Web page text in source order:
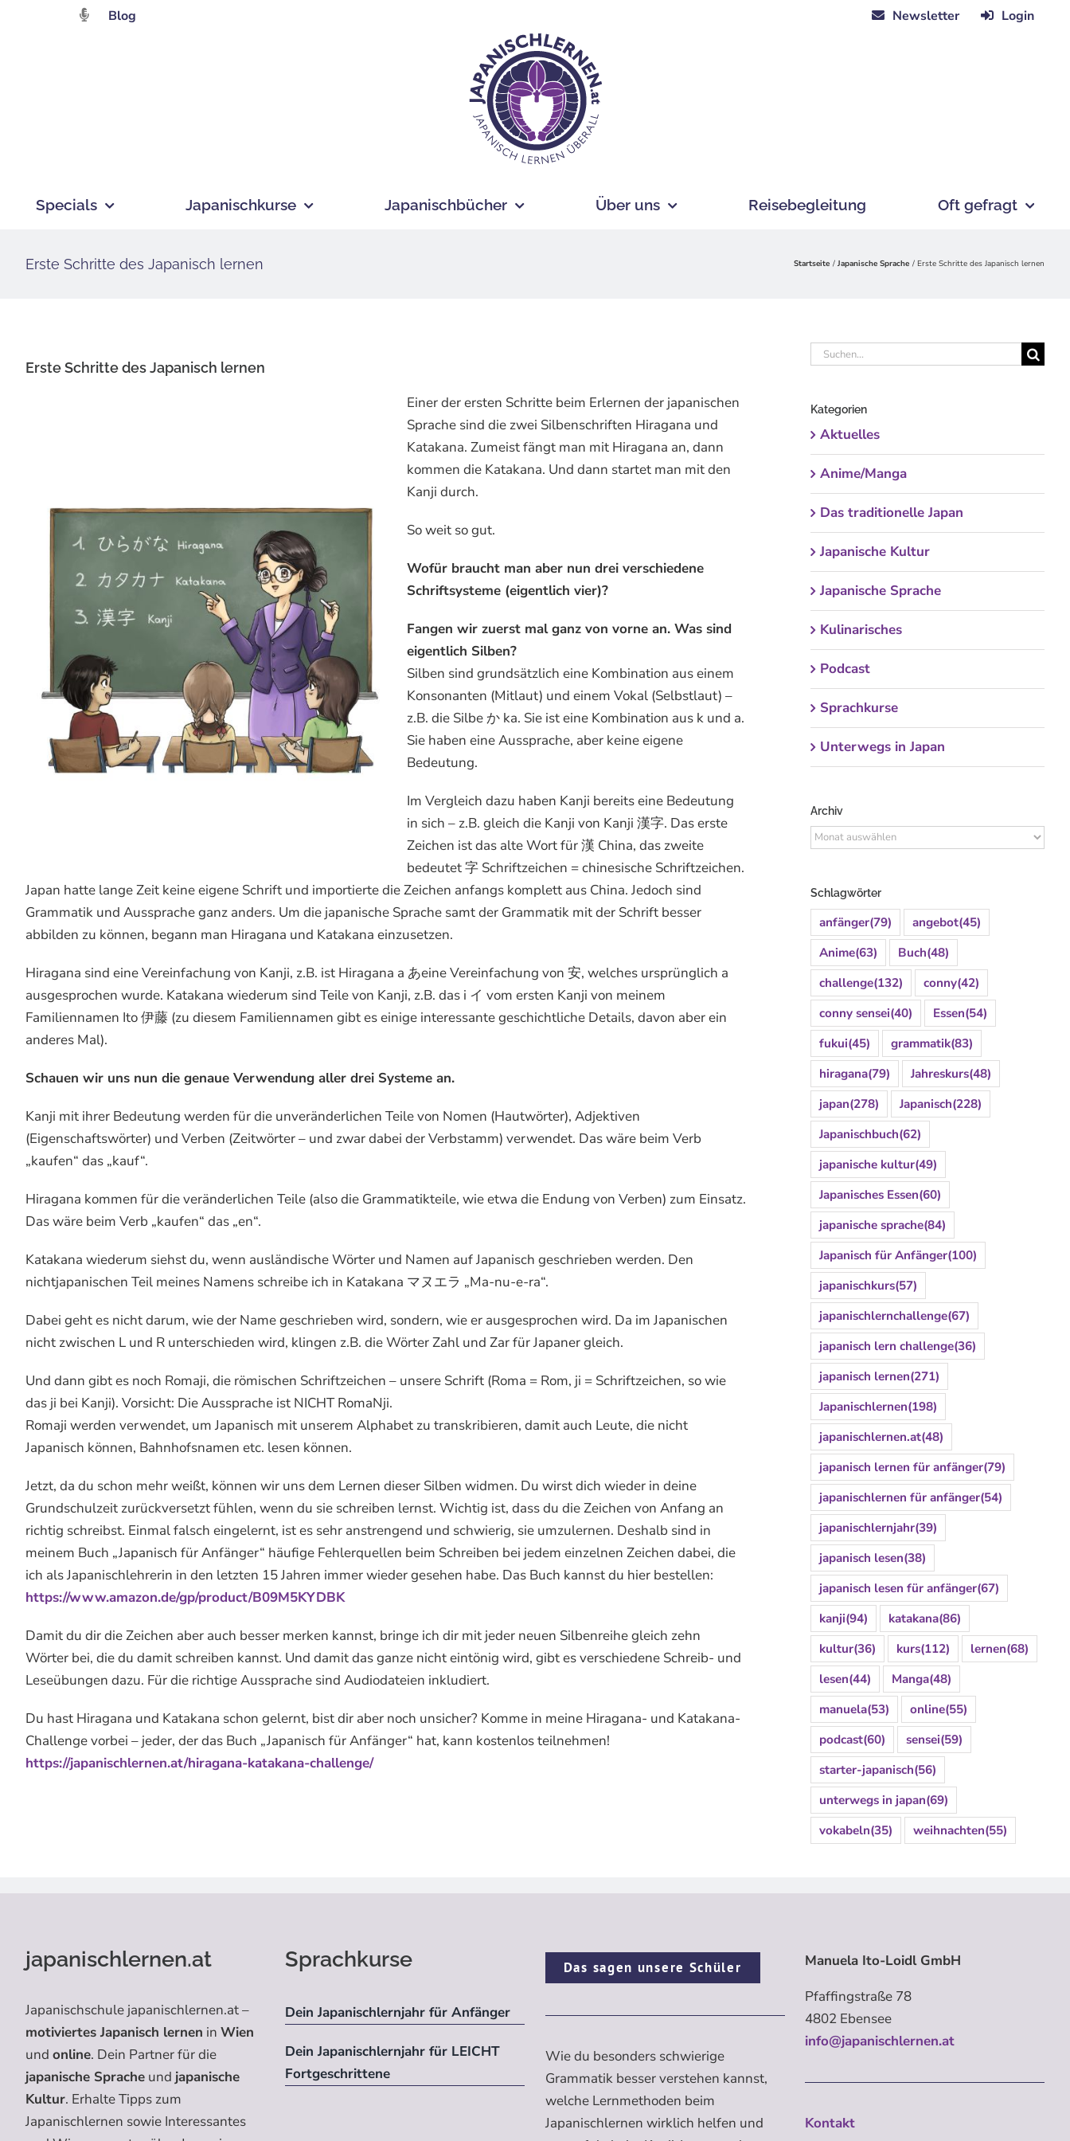
Blog Newsletter Login
Specials Japanischkurse Japanischbücher Über uns Reisebegleitung Oft gefragt
Erste Schritte des Japanisch lernen Startseite Japanische Sprache Erste Schritte des Japanisch lernen
Erste Schritte des Japanisch lernen
Einer der ersten Schritte beim Erlernen der japanischen
Sprache sind die zwei Silbenschriften Hiragana und
Katakana. Zumeist fängt man mit Hiragana an, dann
kommen die Katakana. Und dann startet man mit den
Kanji durch.
So weit so gut.
Wofür braucht man aber nun drei verschiedene
Schriftsysteme (eigentlich vier)?
Fangen wir zuerst mal ganz von vorne an. Was sind
eigentlich Silben?
Silben sind grundsätzlich eine Kombination aus einem
Konsonanten (Mitlaut) und einem Vokal (Selbstlaut) –
z.B. die Silbe か ka. Sie ist eine Kombination aus k und a.
Sie haben eine Aussprache, aber keine eigene
Bedeutung.
Im Vergleich dazu haben Kanji bereits eine Bedeutung
in sich – z.B. gleich die Kanji von Kanji 漢字. Das erste
Zeichen ist das alte Wort für 漢 China, das zweite
bedeutet 字 Schriftzeichen = chinesische Schriftzeichen.
Japan hatte lange Zeit keine eigene Schrift und importierte die Zeichen anfangs komplett aus China. Jedoch sind
Grammatik und Aussprache ganz anders. Um die japanische Sprache samt der Grammatik mit der Schrift besser
abbilden zu können, begann man Hiragana und Katakana einzusetzen.
Hiragana sind eine Vereinfachung von Kanji, z.B. ist Hiragana a あeine Vereinfachung von 安, welches ursprünglich a
ausgesprochen wurde. Katakana wiederum sind Teile von Kanji, z.B. das i イ vom ersten Kanji von meinem
Familiennamen Ito 伊藤 (zu diesem Familiennamen gibt es einige interessante geschichtliche Details, davon aber ein
anderes Mal).
Schauen wir uns nun die genaue Verwendung aller drei Systeme an.
Kanji mit ihrer Bedeutung werden für die unveränderlichen Teile von Nomen (Hautwörter), Adjektiven
(Eigenschaftswörter) und Verben (Zeitwörter – und zwar dabei der Verbstamm) verwendet. Das wäre beim Verb
„kaufen“ das „kauf“.
Hiragana kommen für die veränderlichen Teile (also die Grammatikteile, wie etwa die Endung von Verben) zum Einsatz.
Das wäre beim Verb „kaufen“ das „en“.
Katakana wiederum siehst du, wenn ausländische Wörter und Namen auf Japanisch geschrieben werden. Den
nichtjapanischen Teil meines Namens schreibe ich in Katakana マヌエラ „Ma-nu-e-ra“.
Dabei geht es nicht darum, wie der Name geschrieben wird, sondern, wie er ausgesprochen wird. Da im Japanischen
nicht zwischen L und R unterschieden wird, klingen z.B. die Wörter Zahl und Zar für Japaner gleich.
Und dann gibt es noch Romaji, die römischen Schriftzeichen – unsere Schrift (Roma = Rom, ji = Schriftzeichen, so wie
das ji bei Kanji). Vorsicht: Die Aussprache ist NICHT RomaNji.
Romaji werden verwendet, um Japanisch mit unserem Alphabet zu transkribieren, damit auch Leute, die nicht
Japanisch können, Bahnhofsnamen etc. lesen können.
Jetzt, da du schon mehr weißt, können wir uns dem Lernen dieser Silben widmen. Du wirst dich wieder in deine
Grundschulzeit zurückversetzt fühlen, wenn du sie schreiben lernst. Wichtig ist, dass du die Zeichen von Anfang an
richtig schreibst. Einmal falsch eingelernt, ist es sehr anstrengend und schwierig, sie umzulernen. Deshalb sind in
meinem Buch „Japanisch für Anfänger“ häufige Fehlerquellen beim Schreiben bei jedem einzelnen Zeichen dabei, die
ich als Japanischlehrerin in den letzten 15 Jahren immer wieder gesehen habe. Das Buch kannst du hier bestellen:
https://www.amazon.de/gp/product/B09M5KYDBK
Damit du dir die Zeichen aber auch besser merken kannst, bringe ich dir mit jeder neuen Silbenreihe gleich zehn
Wörter bei, die du damit schreiben kannst. Und damit das ganze nicht eintönig wird, gibt es verschiedene Schreib- und
Leseübungen dazu. Für die richtige Aussprache sind Audiodateien inkludiert.
Du hast Hiragana und Katakana schon gelernt, bist dir aber noch unsicher? Komme in meine Hiragana- und Katakana-
Challenge vorbei – jeder, der das Buch „Japanisch für Anfänger“ hat, kann kostenlos teilnehmen!
https://japanischlernen.at/hiragana-katakana-challenge/
Suche
Kategorien
Aktuelles
Anime/Manga
Das traditionelle Japan
Japanische Kultur
Japanische Sprache
Kulinarisches
Podcast
Sprachkurse
Unterwegs in Japan
Archiv
Archiv
Schlagwörter
anfänger(79) angebot(45)
Anime(63) Buch(48)
challenge(132) conny(42)
conny sensei(40) Essen(54)
fukui(45) grammatik(83)
hiragana(79) Jahreskurs(48)
japan(278) Japanisch(228)
Japanischbuch(62)
japanische kultur(49)
Japanisches Essen(60)
japanische sprache(84)
Japanisch für Anfänger(100)
japanischkurs(57)
japanischlernchallenge(67)
japanisch lern challenge(36)
japanisch lernen(271)
Japanischlernen(198)
japanischlernen.at(48)
japanisch lernen für anfänger(79)
japanischlernen für anfänger(54)
japanischlernjahr(39)
japanisch lesen(38)
japanisch lesen für anfänger(67)
kanji(94) katakana(86)
kultur(36) kurs(112) lernen(68)
lesen(44) Manga(48)
manuela(53) online(55)
podcast(60) sensei(59)
starter-japanisch(56)
unterwegs in japan(69)
vokabeln(35) weihnachten(55)
japanischlernen.at
Japanischschule japanischlernen.at –
motiviertes Japanisch lernen in Wien
und online. Dein Partner für die
japanische Spracheund japanische
Kultur. Erhalte Tipps zum
Japanischlernen sowie Interessantes
Sprachkurse
Dein Japanischlernjahr für Anfänger
Dein Japanischlernjahr für LEICHT
Fortgeschrittene
Das sagen unsere Schüler
Wie du besonders schwierige
Grammatik besser verstehen kannst,
welche Lernmethoden beim
Japanischlernen wirklich helfen und
Manuela Ito-Loidl GmbH
Pfaffingstraße 78
4802 Ebensee
info@japanischlernen.at
Kontakt